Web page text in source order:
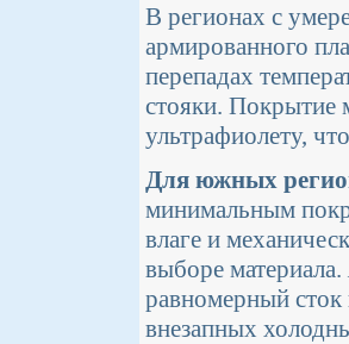
В регионах с
армированного
перепадах
стояки. Покрытие
ультрафиолету,
Для южных
минимальным
влаге и
выборе материала.
равномерный сток
внезапных